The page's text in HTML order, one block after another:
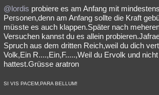
@lordis probiere es am Anfang mit
Personen,denn am Anfang sollte die Kraft
müsste es auch klappen.Später nach
Versuchen kannst du es allein
Spruch aus dem dritten Reich,weil du dich
Volk,Ein R....,Ein,F.....,Weil du Ervolk und
hattest.Grüsse aratron
SI VIS PACEM,PARA BELLUM!